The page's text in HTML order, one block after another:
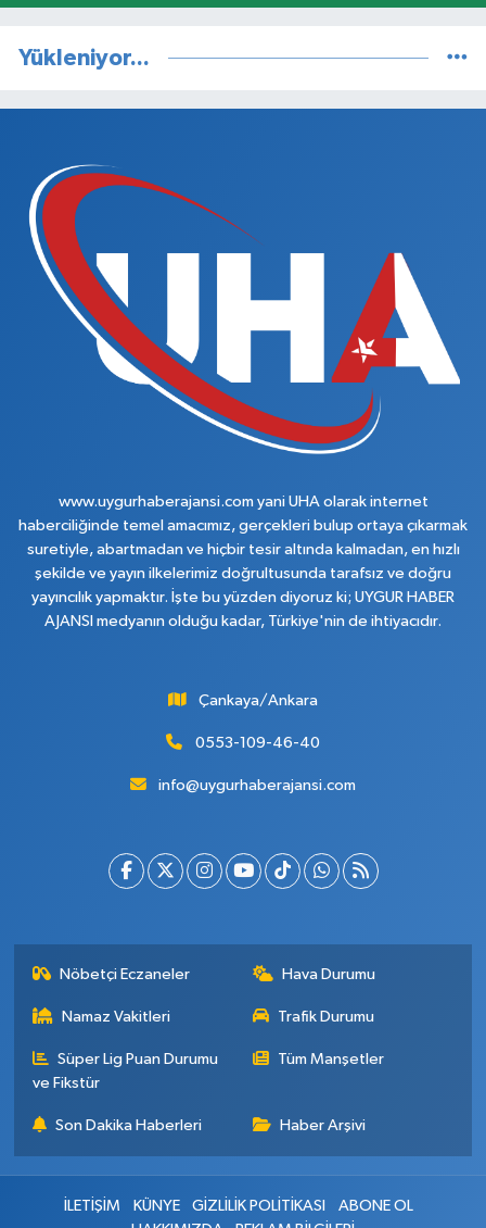
Yükleniyor...
www.uygurhaberajansi.com yani UHA olarak internet
haberciliğinde temel amacımız, gerçekleri bulup ortaya çıkarmak
suretiyle, abartmadan ve hiçbir tesir altında kalmadan, en hızlı
şekilde ve yayın ilkelerimiz doğrultusunda tarafsız ve doğru
yayıncılık yapmaktır. İşte bu yüzden diyoruz ki; UYGUR HABER
AJANSI medyanın olduğu kadar, Türkiye'nin de ihtiyacıdır.
Çankaya/Ankara
0553-109-46-40
info@uygurhaberajansi.com
Nöbetçi Eczaneler Hava Durumu
Namaz Vakitleri Trafik Durumu
Süper Lig Puan Durumu
ve Fikstür
Tüm Manşetler
Son Dakika Haberleri Haber Arşivi
İLETİŞİM KÜNYE GİZLİLİK POLİTİKASI
ABONE OL